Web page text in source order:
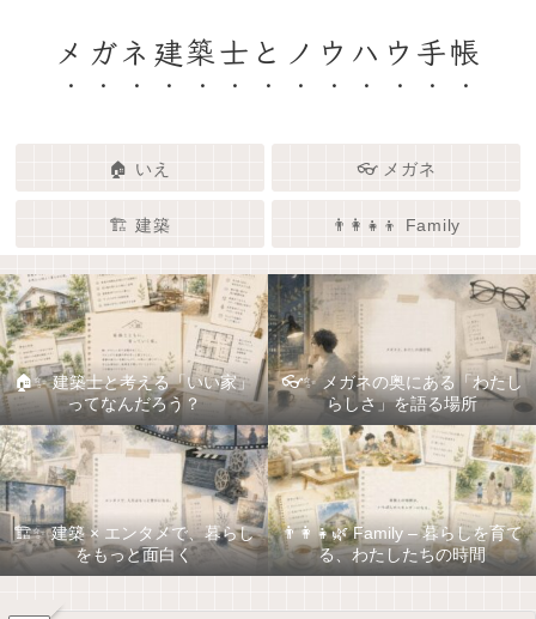
メガネ建築士とノウハウ手帳
🏠 いえ 👓 メガネ
🏗️ 建築 👨‍👩‍👧‍👦 Family
🏠✨ 建築士と考える「いい家」
ってなんだろう？
👓✨ メガネの奥にある「わたし
らしさ」を語る場所
🏗️✨ 建築 × エンタメで、暮らし
をもっと面白く
👨‍👩‍👧🌿 Family – 暮らしを育て
る、わたしたちの時間